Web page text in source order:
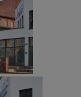
z podstawowych
kontem. Bez